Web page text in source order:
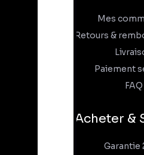
Mes
Retours &
Paiement
FAQ
Acheter &
Garantie